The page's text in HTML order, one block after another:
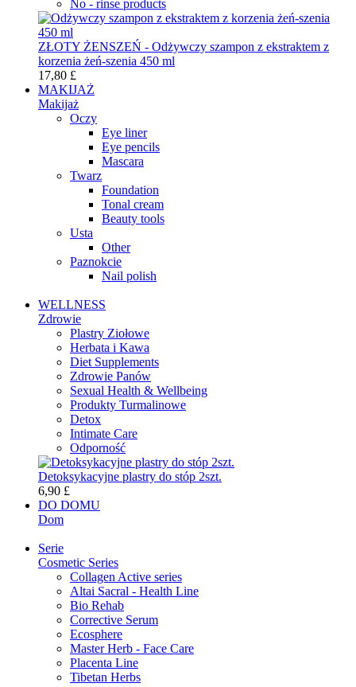
No - rinse products
ZŁOTY ŻENSZEŃ - Odżywczy szampon z ekstraktem z
korzenia żeń-szenia 450 ml
17,80 £
MAKIJAŻ
Makijaż
Oczy
Eye liner
Eye pencils
Mascara
Twarz
Foundation
Tonal cream
Beauty tools
Usta
Other
Paznokcie
Nail polish
WELLNESS
Zdrowie
Plastry Ziołowe
Herbata i Kawa
Diet Supplements
Zdrowie Panów
Sexual Health & Wellbeing
Produkty Turmalinowe
Detox
Intimate Care
Odporność
Detoksykacyjne plastry do stóp 2szt.
6,90 £
DO DOMU
Dom
Serie
Cosmetic Series
Collagen Active series
Altai Sacral - Health Line
Bio Rehab
Corrective Serum
Ecosphere
Master Herb - Face Care
Placenta Line
Tibetan Herbs